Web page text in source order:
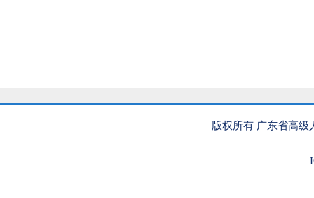
版权所有 广东省高级